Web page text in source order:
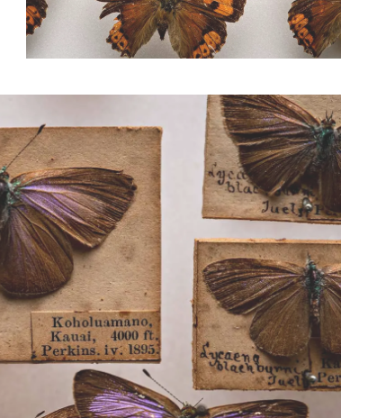
バタフライは、 ハワイで最も有名なカメハメハ王
朝にちなんで名付けられた。